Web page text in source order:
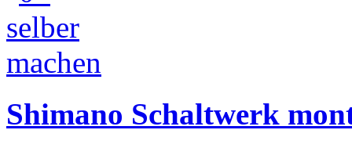
Shimano Schaltwerk